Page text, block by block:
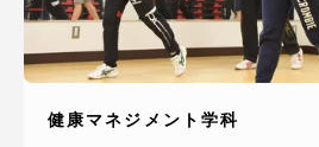
健康マネジメント学科